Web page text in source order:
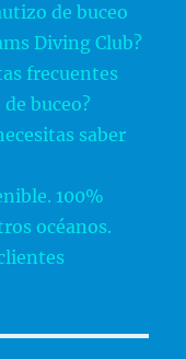
de buceo
Diving Club?
frecuentes
buceo?
saber
100%
océanos.